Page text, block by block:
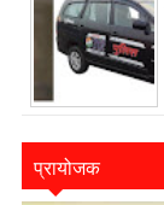
प्रायोजक